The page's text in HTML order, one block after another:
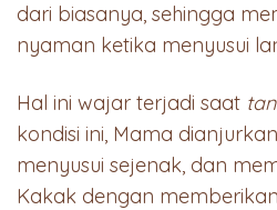
dari biasanya, sehingga
nyaman ketika menyusui
Hal ini wajar terjadi saat
kondisi ini, Mama
menyusui sejenak, dan
Kakak dengan